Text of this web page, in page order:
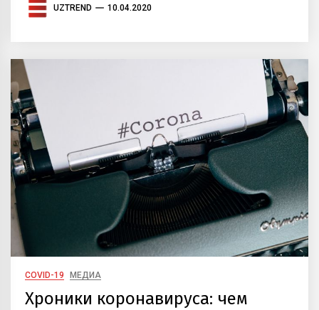
UZTREND 10.04.2020
COVID-19 МЕДИА
Хроники коронавируса: чем